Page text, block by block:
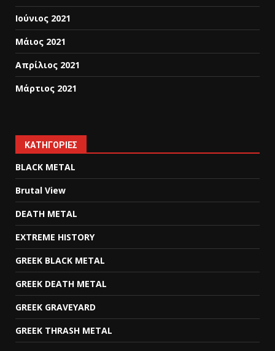
Ιούνιος 2021
Μάιος 2021
Απρίλιος 2021
Μάρτιος 2021
KΑΤΗΓΟΡΊΕΣ
BLACK METAL
Brutal View
DEATH METAL
EXTREME HISTORY
GREEK BLACK METAL
GREEK DEATH METAL
GREEK GRAVEYARD
GREEK THRASH METAL